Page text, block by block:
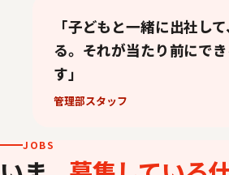
「子どもと一緒に出社し
る。それが当たり前にで
す」
管理部スタッフ
JOBS